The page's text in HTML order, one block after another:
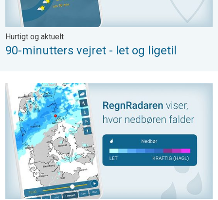
Hurtigt og aktuelt
90-minutters vejret - let og ligetil
Hold dig tør med RegnRadaren. Byger i sigte?. . .